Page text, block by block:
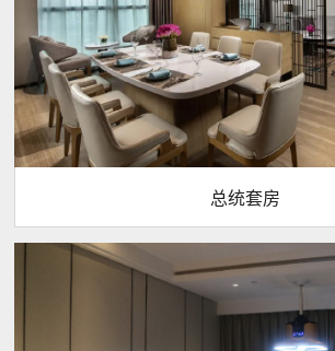
总统套房